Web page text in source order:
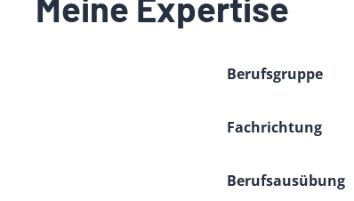
Berufsgruppe
Fachrichtung
Berufsausübung